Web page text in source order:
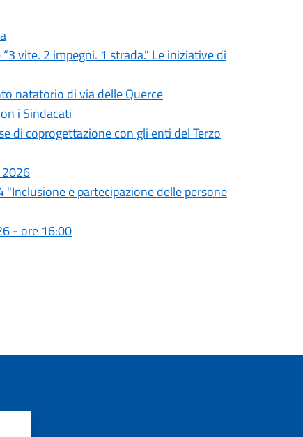
vite. 2 impegni. 1 strada.” Le iniziative di
natatorio di via delle Querce
i Sindacati
di coprogettazione con gli enti del Terzo
e partecipazione delle persone
- ore 16:00